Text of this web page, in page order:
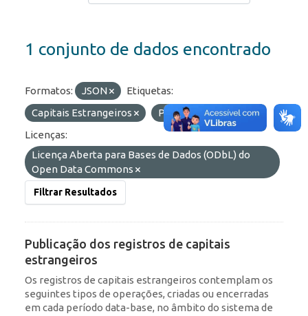
1 conjunto de dados encontrado
Formatos: JSON
Etiquetas:
Capitais Estrangeiros
Portfólio
IED
Licenças:
Licença Aberta para Bases de Dados (ODbL) do
Open Data Commons
Filtrar Resultados
Publicação dos registros de capitais
estrangeiros
Os registros de capitais estrangeiros contemplam os
seguintes tipos de operações, criadas ou encerradas
em cada período data-base, no âmbito do sistema de